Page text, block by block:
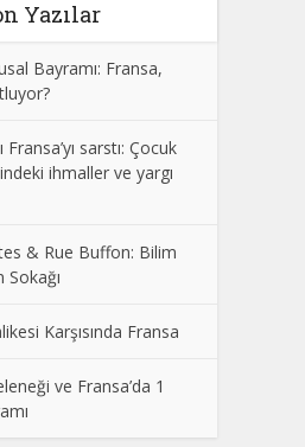
Yazılar
Bayramı: Fransa,
sarstı: Çocuk
ihmaller ve yargı
& Rue Buffon: Bilim
Karşısında Fransa
ve Fransa’da 1